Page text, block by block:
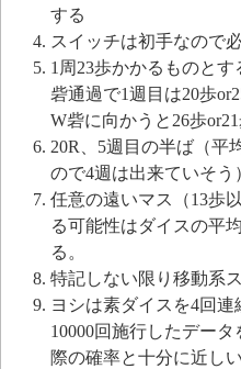
する
スイッチは初手なので
1周23歩かかるものと
砦通過で1週目は20歩
W砦に向かうと26歩or21
20R、5週目の半ば（平
ので4週は出来ていそ
任意の遠いマス（13歩
る可能性はダイスの平
る。
特記しない限り移動系
ヨシは素ダイスを4回
10000回施行したデー
際の確率と十分に近し